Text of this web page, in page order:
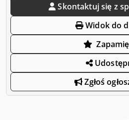
Skontaktuj się z
Widok do
Zgłoś